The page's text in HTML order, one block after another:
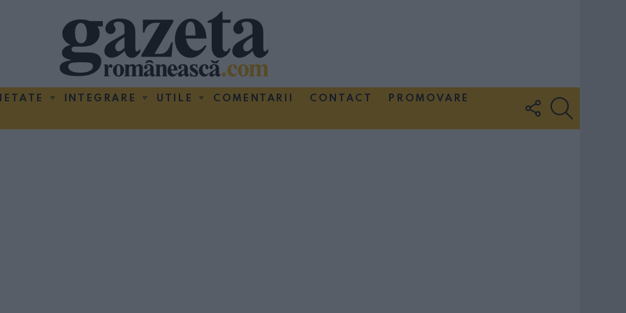
INTEGRARE UTILE COMENTARII CONTACT
PROMOVARE
FOLLOW
US